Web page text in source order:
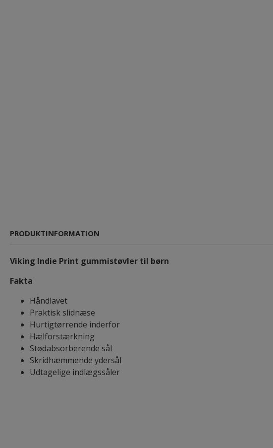
PRODUKTINFORMATION
Viking Indie Print gummistøvler til børn
Fakta
Håndlavet
Praktisk slidnæse
Hurtigtørrende inderfor
Hælforstærkning
Stødabsorberende sål
Skridhæmmende ydersål
Udtagelige indlægssåler